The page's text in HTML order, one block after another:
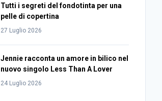
Tutti i segreti del fondotinta per una
pelle di copertina
27 Luglio 2026
Jennie racconta un amore in bilico nel
nuovo singolo Less Than A Lover
24 Luglio 2026